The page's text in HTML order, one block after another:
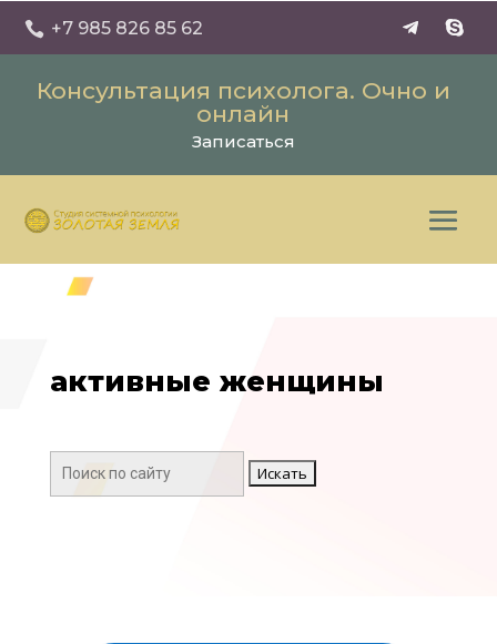
 +7 985 826 85 62
Консультация психолога. Очно и
онлайн
Записаться
активные женщины
Поиск: